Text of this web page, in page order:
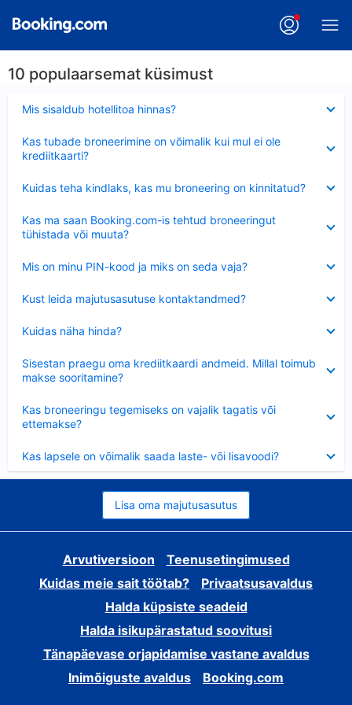
10 populaarsemat küsimust
Mis sisaldub hotellitoa hinnas?
Kas tubade broneerimine on võimalik kui mul ei ole
krediitkaarti?
Kuidas teha kindlaks, kas mu broneering on kinnitatud?
Kas ma saan Booking.com-is tehtud broneeringut
tühistada või muuta?
Mis on minu PIN-kood ja miks on seda vaja?
Kust leida majutusasutuse kontaktandmed?
Kuidas näha hinda?
Sisestan praegu oma krediitkaardi andmeid. Millal toimub
makse sooritamine?
Kas broneeringu tegemiseks on vajalik tagatis või
ettemakse?
Kas lapsele on võimalik saada laste- või lisavoodi?
Lisa oma majutusasutus
Arvutiversioon
Teenusetingimused
Kuidas meie sait töötab?
Privaatsusavaldus
Halda küpsiste seadeid
Halda isikupärastatud soovitusi
Tänapäevase orjapidamise vastane avaldus
Inimõiguste avaldus
Booking.com